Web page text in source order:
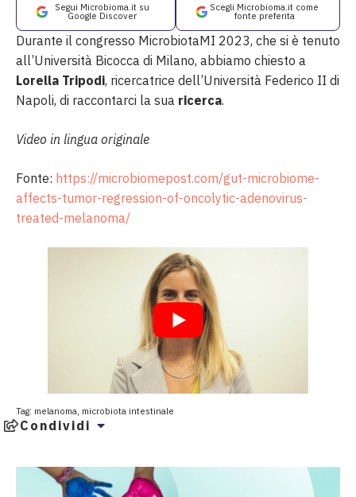
Segui Microbioma.it su
Google Discover
Scegli Microbioma.it come
fonte preferita
Durante il congresso MicrobiotaMI 2023, che si è tenuto
all’Università Bicocca di Milano, abbiamo chiesto a
Lorella Tripodi, ricercatrice dell’Università Federico II di
Napoli, di raccontarci la sua ricerca.
Video in lingua originale
Fonte: https://microbiomepost.com/gut-microbiome-
affects-tumor-regression-of-oncolytic-adenovirus-
treated-melanoma/
Tag: melanoma, microbiota intestinale
Condividi